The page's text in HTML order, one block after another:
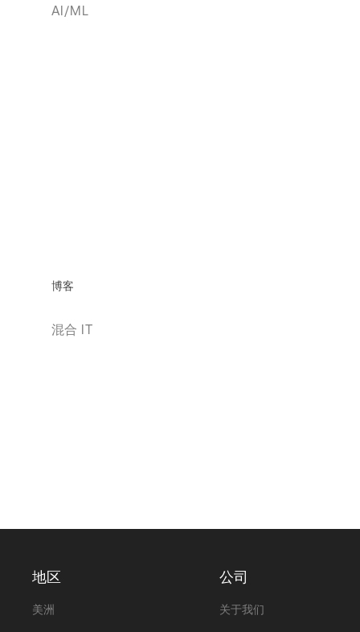
AI/ML
博客
混合 IT
地区
美洲
公司
关于我们